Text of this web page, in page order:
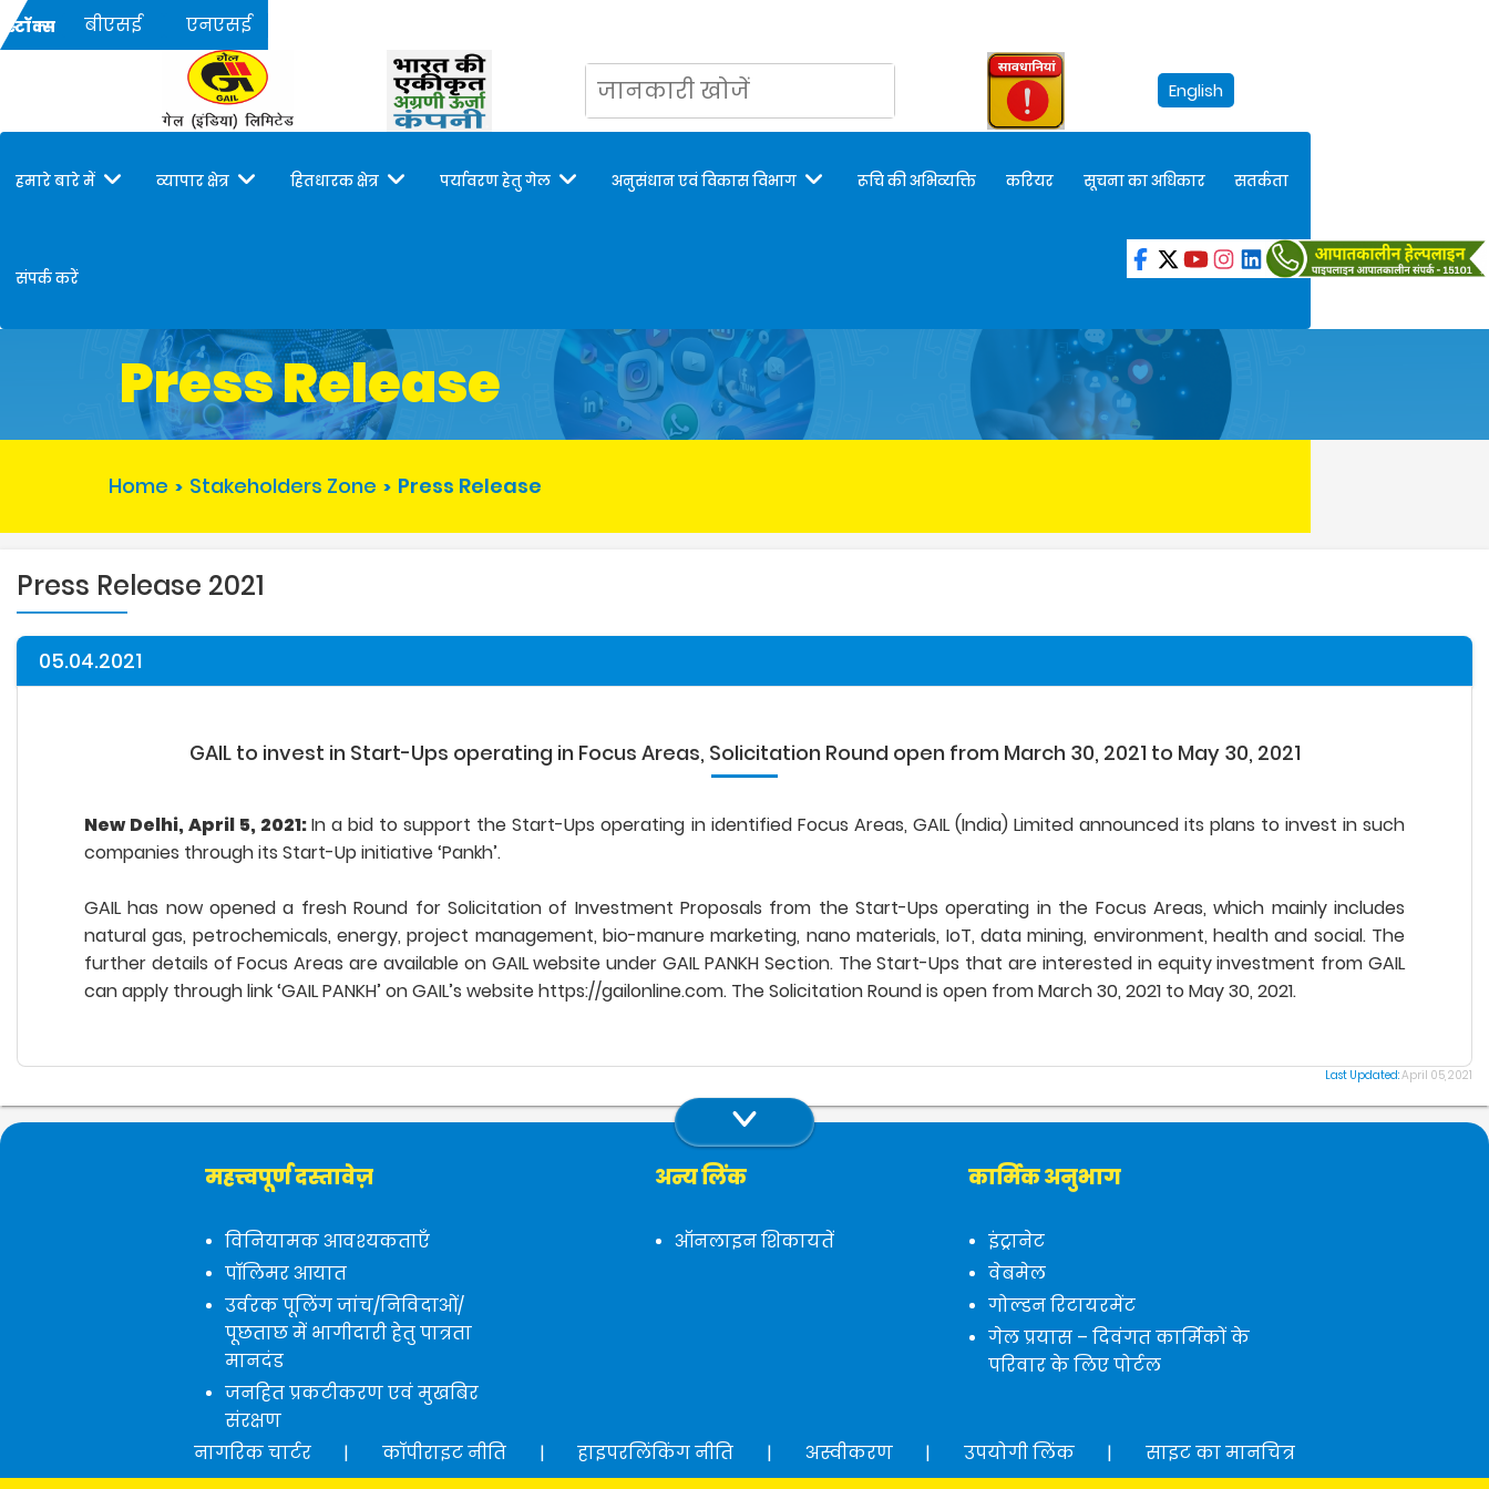
स्टॉक्स बीएसई एनएसई
English
हमारे बारे में व्यापार क्षेत्र हितधारक क्षेत्र पर्यावरण हेतु गेल अनुसंधान एवं विकास विभाग रूचि की अभिव्यक्ति करियर सूचना का अधिकार सतर्कता
संपर्क करें
Press Release
Home > Stakeholders Zone > Press Release
Press Release 2021
05.04.2021
GAIL to invest in Start-Ups operating in Focus Areas, Solicitation Round open from March 30, 2021 to May 30, 2021
New Delhi, April 5, 2021:In a bid to support the Start-Ups operating in identified Focus Areas, GAIL (India) Limited announced its plans to invest in such
companies through its Start-Up initiative ‘Pankh’.
GAIL has now opened a fresh Round for Solicitation of Investment Proposals from the Start-Ups operating in the Focus Areas, which mainly includes
natural gas, petrochemicals, energy, project management, bio-manure marketing, nano materials, IoT, data mining, environment, health and social. The
further details of Focus Areas are available on GAIL website under GAIL PANKH Section. The Start-Ups that are interested in equity investment from GAIL
can apply through link ‘GAIL PANKH’ on GAIL’s website https://gailonline.com. The Solicitation Round is open from March 30, 2021 to May 30, 2021.
Last Updated:April 05, 2021
महत्त्वपूर्ण दस्तावेज़
विनियामक आवश्यकताएँ
पॉलिमर आयात
उर्वरक पूलिंग जांच/निविदाओं/
पूछताछ में भागीदारी हेतु पात्रता
मानदंड
जनहित प्रकटीकरण एवं मुखबिर
संरक्षण
अन्य लिंक
ऑनलाइन शिकायतें
कार्मिक अनुभाग
इंट्रानेट
वेबमेल
गोल्डन रिटायरमेंट
गेल प्रयास – दिवंगत कार्मिकों के
परिवार के लिए पोर्टल
नागरिक चार्टर | कॉपीराइट नीति | हाइपरलिंकिंग नीति | अस्वीकरण | उपयोगी लिंक | साइट का मानचित्र